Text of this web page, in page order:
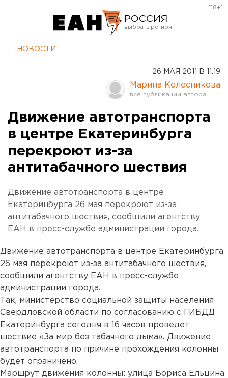
РОССИЯ
Оренбург
[18+]
← НОВОСТИ
26 МАЯ 2011 В 11:19
Марина Колесникова
Движение автотранспорта
в центре Екатеринбурга
перекроют из-за
антитабачного шествия
Движение автотранспорта в центре
Екатеринбурга 26 мая перекроют из-за
антитабачного шествия, сообщили агентству
ЕАН в пресс-службе администрации города.
Движение автотранспорта в центре Екатеринбурга
26 мая перекроют из-за антитабачного шествия,
сообщили агентству ЕАН в пресс-службе
администрации города.
Так, министерство социальной защиты населения
Свердловской области по согласованию с ГИБДД
Екатеринбурга сегодня в 16 часов проведет
шествие «За мир без табачного дыма». Движение
автотранспорта по причине прохождения колонны
будет ограничено.
Маршрут движения колонны: улица Бориса Ельцина